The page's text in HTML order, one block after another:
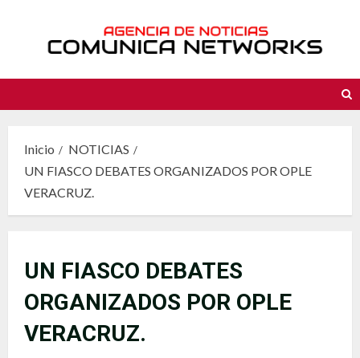
contenido
Inicio
NOTICIAS
UN FIASCO DEBATES ORGANIZADOS POR OPLE
VERACRUZ.
UN FIASCO DEBATES
ORGANIZADOS POR OPLE
VERACRUZ.